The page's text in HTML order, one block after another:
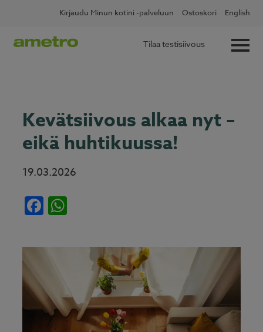
content
Kirjaudu Minun kotini -palveluun Ostoskori English
Tilaa testisiivous
Kotitalousvähennys nyt 60 % Lue lisää ✖
Kevätsiivous alkaa nyt –
eikä huhtikuussa!
19.03.2026
Facebook